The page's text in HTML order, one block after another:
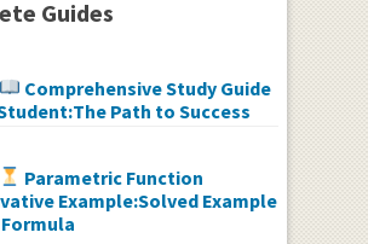
Guides
Comprehensive Study Guide
Path to Success
Parametric Function
Example:Solved Example
Formula